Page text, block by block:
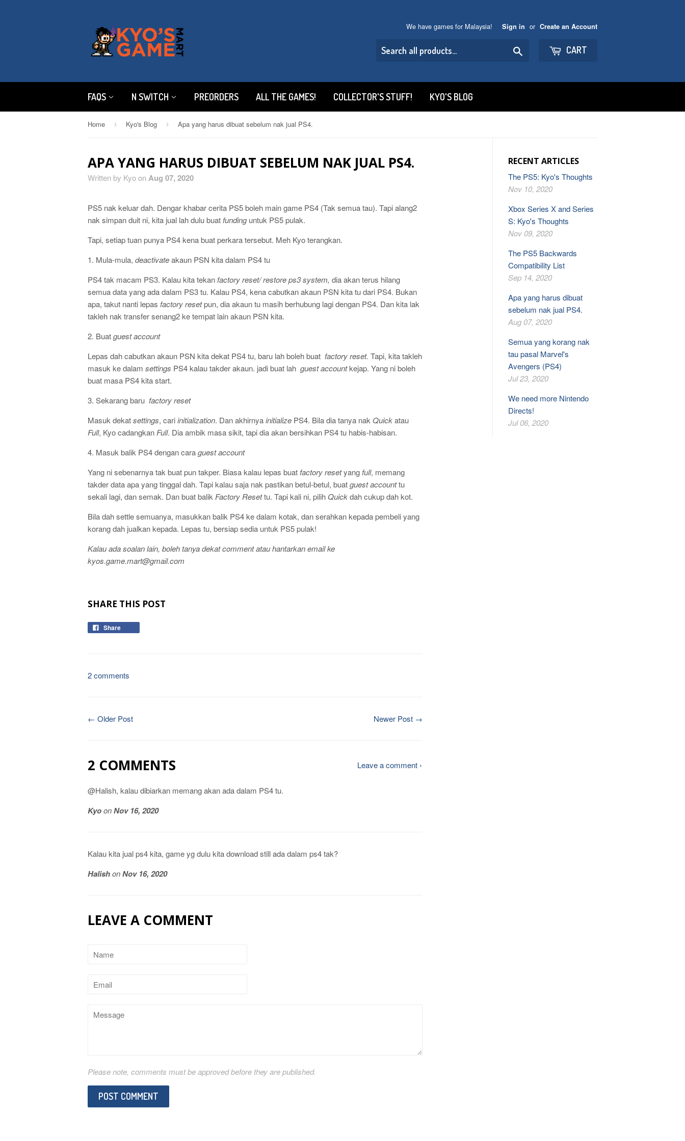
We have games for Malaysia! Sign in or Create an Account
CART
FAQS N SWITCH PREORDERS ALL THE GAMES! COLLECTOR'S STUFF! KYO'S BLOG
Home › Kyo's Blog › Apa yang harus dibuat sebelum nak jual PS4.
APA YANG HARUS DIBUAT SEBELUM NAK JUAL PS4.
Written by Kyo onAug 07, 2020
PS5 nak keluar dah. Dengar khabar cerita PS5 boleh main game PS4 (Tak semua tau). Tapi alang2
nak simpan duit ni, kita jual lah dulu buat funding untuk PS5 pulak.
Tapi, setiap tuan punya PS4 kena buat perkara tersebut. Meh Kyo terangkan.
1. Mula-mula, deactivateakaun PSN kita dalam PS4 tu
PS4 tak macam PS3. Kalau kita tekan factory reset/ restore ps3 system, dia akan terus hilang
semua data yang ada dalam PS3 tu. Kalau PS4, kena cabutkan akaun PSN kita tu dari PS4. Bukan
apa, takut nanti lepas factory resetpun, dia akaun tu masih berhubung lagi dengan PS4. Dan kita lak
takleh nak transfer senang2 ke tempat lain akaun PSN kita.
2. Buatguest account
Lepas dah cabutkan akaun PSN kita dekat PS4 tu, baru lah boleh buat factory reset. Tapi, kita takleh
masuk ke dalam settings PS4 kalau takder akaun. jadi buat lah guest accountkejap. Yang ni boleh
buat masa PS4 kita start.
3. Sekarang baru factory reset
Masuk dekatsettings, cariinitialization. Dan akhirnyainitialize PS4. Bila dia tanya nak Quickatau
Full, Kyo cadangkan Full. Dia ambik masa sikit, tapi dia akan bersihkan PS4 tu habis-habisan.
4. Masuk balik PS4 dengan caraguest account
Yang ni sebenarnya tak buat pun takper. Biasa kalau lepas buat factory resetyang full, memang
takder data apa yang tinggal dah. Tapi kalau saja nak pastikan betul-betul, buatguest accounttu
sekali lagi, dan semak. Dan buat balik Factory Resettu. Tapi kali ni, pilih Quickdah cukup dah kot.
Bila dah settle semuanya, masukkan balik PS4 ke dalam kotak, dan serahkan kepada pembeli yang
korang dah jualkan kepada. Lepas tu, bersiap sedia untuk PS5 pulak!
Kalau ada soalan lain, boleh tanya dekat comment atau hantarkan email ke
kyos.game.mart@gmail.com
SHARE THIS POST
Share
2 comments
← Older Post Newer Post →
2 COMMENTS Leave a comment ›
@Halish, kalau dibiarkan memang akan ada dalam PS4 tu.
KyoonNov 16, 2020
Kalau kita jual ps4 kita, game yg dulu kita download still ada dalam ps4 tak?
HalishonNov 16, 2020
LEAVE A COMMENT
Name
Email
Message
Please note, comments must be approved before they are published.
RECENT ARTICLES
The PS5: Kyo's Thoughts
Nov 10, 2020
Xbox Series X and Series
S: Kyo's Thoughts
Nov 09, 2020
The PS5 Backwards
Compatibility List
Sep 14, 2020
Apa yang harus dibuat
sebelum nak jual PS4.
Aug 07, 2020
Semua yang korang nak
tau pasal Marvel's
Avengers (PS4)
Jul 23, 2020
We need more Nintendo
Directs!
Jul 06, 2020